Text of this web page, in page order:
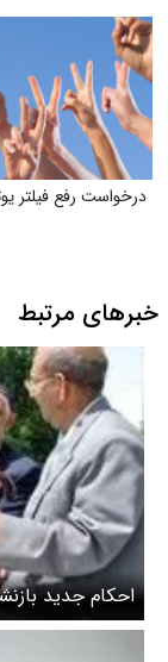
درخواست رفع فیلتر
خبرهای مرتبط
احکام جدید